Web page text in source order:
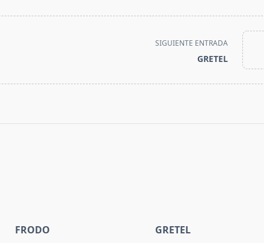
SIGUIENTE ENTRADA
GRETEL
FRODO
GRETEL